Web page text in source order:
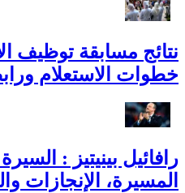
نتائج مسابقة توظيف
خطوات الاستعلام
رافائيل بينيتيز : السيرة
المسيرة، الإنجازات